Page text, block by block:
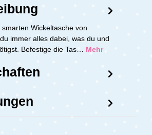
Wickeltasche von
immer alles dabei, was du und
Befestige die Tas… Mehr